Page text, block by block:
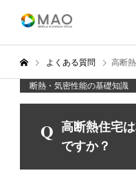
よくある質問 高断
断熱・気密性能の基礎知識
Q 高断熱住宅
ですか？